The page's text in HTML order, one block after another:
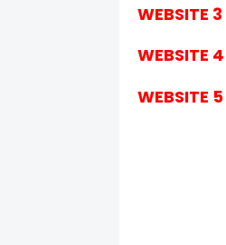
WEBSITE 3
WEBSITE 4
WEBSITE 5